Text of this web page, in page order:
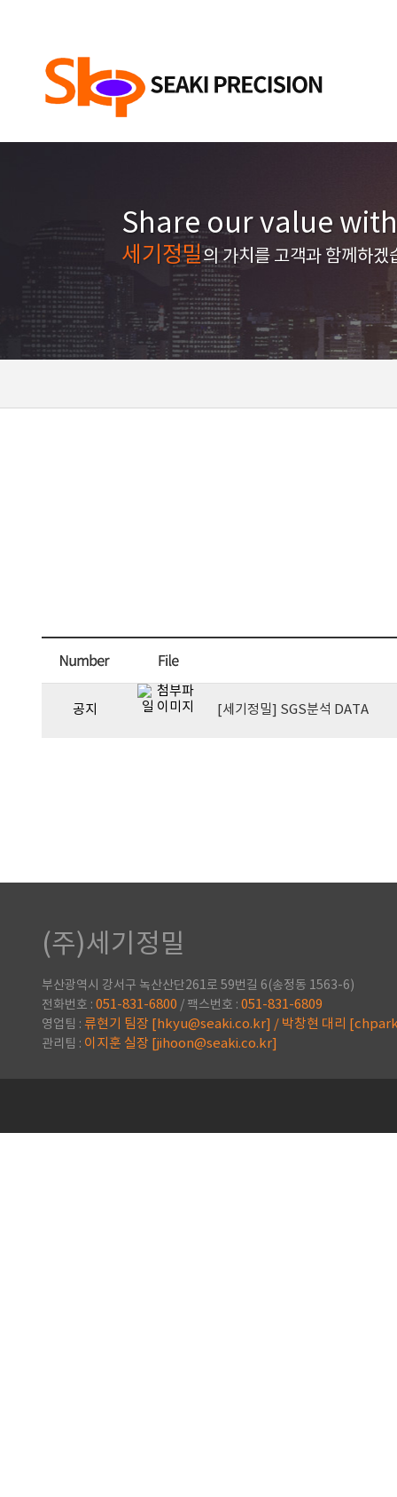
Share our value
세기정밀의 가치를 고객과 함께하겠
공지 [세기정밀] SGS분석 DATA
(주)세기정밀
부산광역시 강서구 녹산산단261로 59번길 6(송정동 1563-6)
전화번호 : 051-831-6800 / 팩스번호 : 051-831-6809
영업팀 : 류현기 팀장 [hkyu@seaki.co.kr] / 박창현 대리
관리팀 : 이지훈 실장 [jihoon@seaki.co.kr]